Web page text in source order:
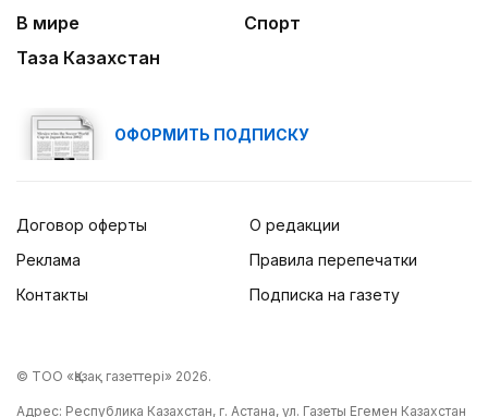
В мире
Спорт
Таза Казахстан
ОФОРМИТЬ ПОДПИСКУ
Договор оферты
Реклама
Контакты
О редакции
Правила перепечатки
Подписка на газету
© ТОО «Қазақ газеттері» 2026.
Адрес: Республика Казахстан, г. Астана, ул. Газеты Егемен Казахстан